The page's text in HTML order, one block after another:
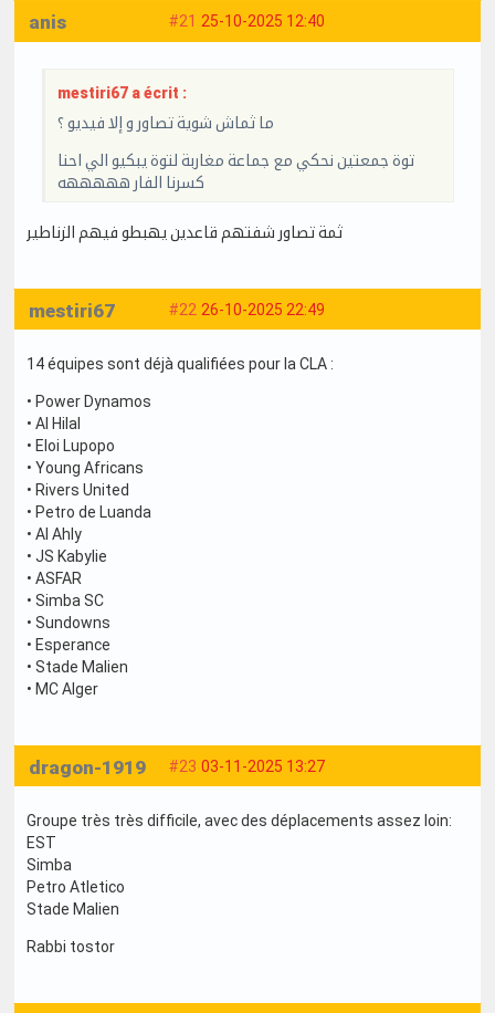
#21 25-10-2025 12:40
anis
mestiri67 a écrit :
ما ثماش شوية تصاور و إلا فيديو ؟
توة جمعتين نحكي مع جماعة مغاربة لتوة يبكيو الي احنا
كسرنا الفار هههههه
ثمة تصاور شفتهم قاعدين يهبطو فيهم الزناطير
#22 26-10-2025 22:49
mestiri67
14 équipes sont déjà qualifiées pour la CLA :
• Power Dynamos
• Al Hilal
• Eloi Lupopo
• Young Africans
• Rivers United
• Petro de Luanda
• Al Ahly
• JS Kabylie
• ASFAR
• Simba SC
• Sundowns
• Esperance
• Stade Malien
• MC Alger
#23 03-11-2025 13:27
dragon-1919
Groupe très très difficile, avec des déplacements assez loin:
EST
Simba
Petro Atletico
Stade Malien
Rabbi tostor